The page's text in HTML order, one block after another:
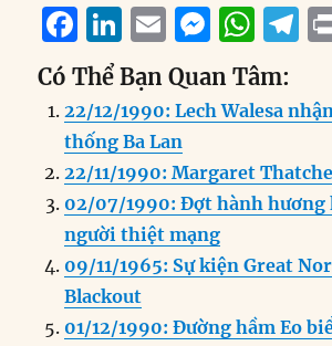
F
a
c
e
b
o
o
k
Li
n
k
e
d
I
n
E
m
ai
l
M
ss
e
n
g
er
W
h
at
s
A
p
T
e
g
r
a
Có Thể Bạn Quan Tâm:
22/12/1990: Lech Walesa
thống Ba Lan
22/11/1990: Margaret
02/07/1990: Đợt hành hương
người thiệt mạng
09/11/1965: Sự kiện Great
Blackout
01/12/1990: Đường hầm Eo